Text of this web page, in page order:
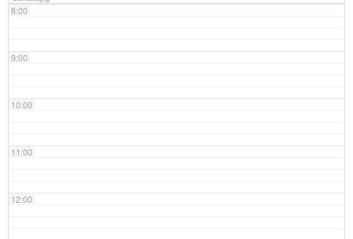
8:00
9:00
10:00
11:00
12:00